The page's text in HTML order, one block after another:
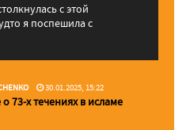
с этой
я поспешила с
30.01.2025, 15:22
73-х течениях в исламе